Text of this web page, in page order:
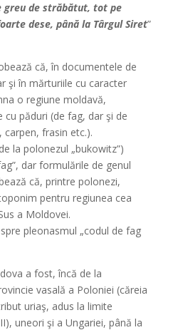
de străbătut, tot pe
dese, până la Târgul Siret”
că, în documentele de
şi în mărturiile cu caracter
o regiune moldavă,
păduri (de fag, dar şi de
frasin etc.).
la polonezul „bukowitz”)
dar formulările de genul
că, printre polonezi,
pentru regiunea cea
a Moldovei.
pleonasmul „codul de fag
a fost, încă de la
vasală a Poloniei (căreia
uriaş, adus la limite
uneori şi a Ungariei, până la